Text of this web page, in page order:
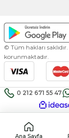
© Tüm hakları
korunmaktadır.
0 212 671 55 47
Ana Sayfa